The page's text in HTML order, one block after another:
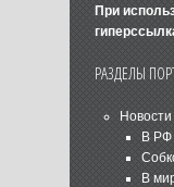
При
РАЗДЕЛЫ
Новости
В
В